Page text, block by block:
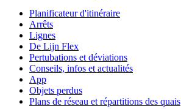
Planificateur d'itinéraire
Arrêts
Lignes
De Lijn Flex
Pertubations et déviations
Conseils, infos et actualités
App
Objets perdus
Plans de réseau et répartitions des quais